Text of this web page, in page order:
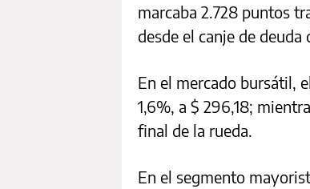
marcaba 2.728 puntos
desde el canje de deuda
En el mercado bursátil,
1,6%, a $ 296,18;
final de la rueda.
En el segmento